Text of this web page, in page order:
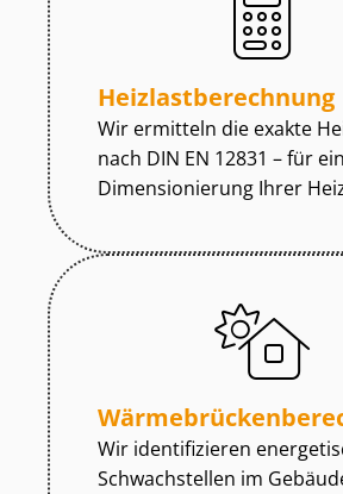
Heiz­last­be­rech­nung
Wir ermitteln die exakte
nach DIN EN 12831 – für
Dimensionierung Ihrer
Wir identifizieren
Schwachstellen im